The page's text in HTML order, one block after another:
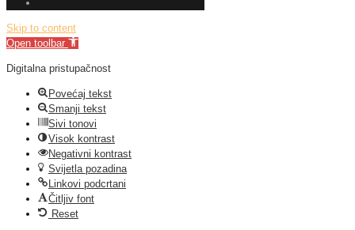
Skip to content
Open toolbar
Digitalna pristupačnost
Povećaj tekst
Smanji tekst
Sivi tonovi
Visok kontrast
Negativni kontrast
Svijetla pozadina
Linkovi podcrtani
Čitljiv font
Reset